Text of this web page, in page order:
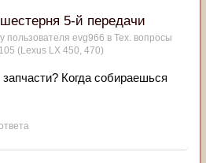
5-й передачи
пользователя evg966 в Тех. вопросы
(Lexus LX 450, 470)
Когда собираешься